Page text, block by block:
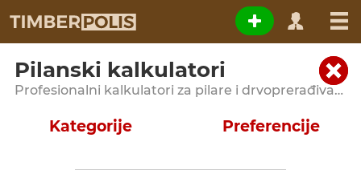
Pilanski kalkulatori
Profesionalni kalkulatori za pilare i drvoprerađivačke pogone
Kategorije Preferencije